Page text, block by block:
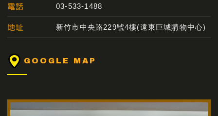
電話 03-533-1488
地址 新竹市中央路229號4樓(遠東巨城購物中心)
GOOGLE MAP